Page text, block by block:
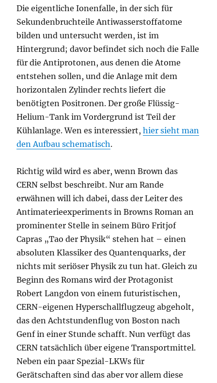
Die eigentliche Ionenfalle, in der sich für
Sekundenbruchteile Antiwasserstoffatome
bilden und untersucht werden, ist im
Hintergrund; davor befindet sich noch die Falle
für die Antiprotonen, aus denen die Atome
entstehen sollen, und die Anlage mit dem
horizontalen Zylinder rechts liefert die
benötigten Positronen. Der große Flüssig-
Helium-Tank im Vordergrund ist Teil der
Kühlanlage. Wen es interessiert,hier sieht man
den Aufbau schematisch.
Richtig wild wird es aber, wenn Brown das
CERN selbst beschreibt. Nur am Rande
erwähnen will ich dabei, dass der Leiter des
Antimaterieexperiments in Browns Roman an
prominenter Stelle in seinem Büro Fritjof
Capras „Tao der Physik“ stehen hat – einen
absoluten Klassiker des Quantenquarks, der
nichts mit seriöser Physik zu tun hat. Gleich zu
Beginn des Romans wird der Protagonist
Robert Langdon von einem futuristischen,
CERN-eigenen Hyperschallflugzeug abgeholt,
das den Achtstundenflug von Boston nach
Genf in einer Stunde schafft. Nun verfügt das
CERN tatsächlich über eigene Transportmittel.
Neben ein paar Spezial-LKWs für
Gerätschaften sind das aber vor allem diese